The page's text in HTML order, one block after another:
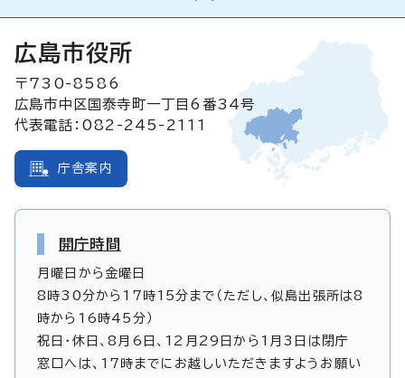
広島市役所
〒730-8586
広島市中区国泰寺町一丁目6番34号
代表電話：082-245-2111
庁舎案内
開庁時間
月曜日から金曜日
8時30分から17時15分まで（ただし、似島出張所は8
時から16時45分）
祝日・休日、8月6日、12月29日から1月3日は閉庁
窓口へは、17時までにお越しいただきますようお願い